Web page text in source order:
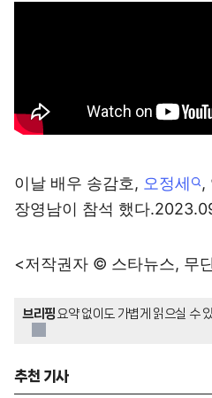
이날 배우 송감호, 오정세
,
장영남이 참석 했다
<저작권자 © 스타뉴스, 무
브리핑 요약 없이도 가볍게 읽으실 수
추천 기사